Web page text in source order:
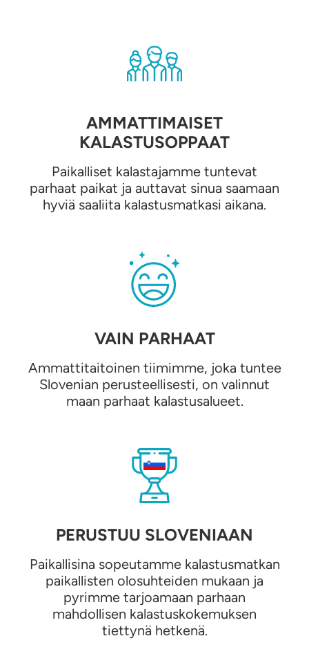
AMMATTIMAISET
KALASTUSOPPAAT
Paikalliset kalastajamme tuntevat
parhaat paikat ja auttavat sinua saamaan
hyviä saaliita kalastusmatkasi aikana.
VAIN PARHAAT
Ammattitaitoinen tiimimme, joka tuntee
Slovenian perusteellisesti, on valinnut
maan parhaat kalastusalueet.
PERUSTUU SLOVENIAAN
Paikallisina sopeutamme kalastusmatkan
paikallisten olosuhteiden mukaan ja
pyrimme tarjoamaan parhaan
mahdollisen kalastuskokemuksen
tiettynä hetkenä.